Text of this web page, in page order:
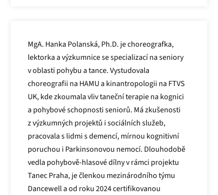
MgA. Hanka Polanská, Ph.D. je choreografka,
lektorka a výzkumnice se specializací na seniory
v oblasti pohybu a tance. Vystudovala
choreografii na HAMU a kinantropologii na FTVS
UK, kde zkoumala vliv taneční terapie na kognici
a pohybové schopnosti seniorů. Má zkušenosti
z výzkumných projektů i sociálních služeb,
pracovala s lidmi s demencí, mírnou kognitivní
poruchou i Parkinsonovou nemocí. Dlouhodobě
vedla pohybově-hlasové dílny v rámci projektu
Tanec Praha, je členkou mezinárodního týmu
Dancewell a od roku 2024 certifikovanou